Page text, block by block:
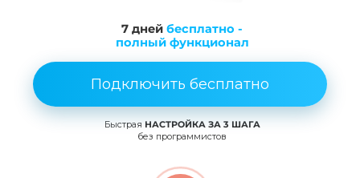
7 дней бесплатно -
полный функционал
Подключить бесплатно
Быстрая НАСТРОЙКА ЗА 3 ШАГА
без программистов